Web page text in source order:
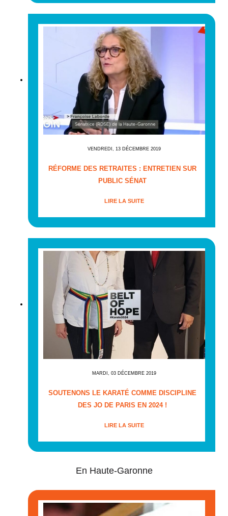
VENDREDI, 13 DÉCEMBRE 2019
RÉFORME DES RETRAITES : ENTRETIEN SUR
PUBLIC SÉNAT
LIRE LA SUITE
MARDI, 03 DÉCEMBRE 2019
SOUTENONS LE KARATÉ COMME DISCIPLINE
DES JO DE PARIS EN 2024 !
LIRE LA SUITE
En Haute-Garonne